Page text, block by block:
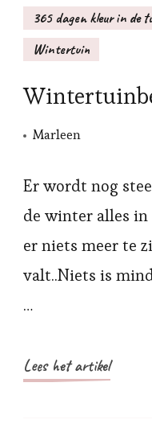
365 dagen kleur in de
Wintertuin
Marleen
Er wordt nog
de winter alles
er niets meer te
valt..Niets is
…
Lees het artikel